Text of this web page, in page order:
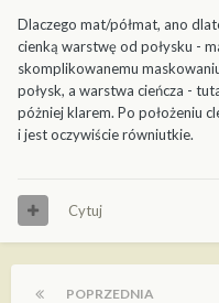
Dlaczego mat/półmat, ano
cienką warstwę od połysku -
skomplikowanemu
połysk, a warstwa cieńcza -
póżniej klarem. Po położeniu
i jest oczywiście równiutkie.
Cytuj
POPRZEDNIA